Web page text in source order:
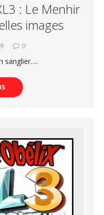
: Le Menhir
images
0
sanglier….